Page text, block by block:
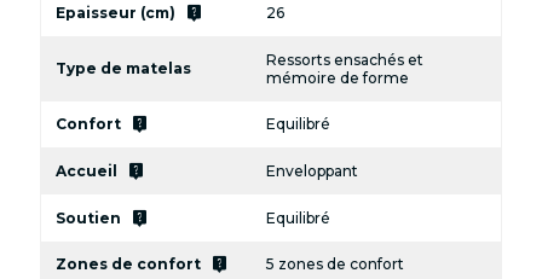
Epaisseur (cm) live_help 26
Type de matelas
Ressorts ensachés et
mémoire de forme
Confort live_help Equilibré
Accueil live_help Enveloppant
Soutien live_help Equilibré
Zones de confort live_help 5 zones de confort